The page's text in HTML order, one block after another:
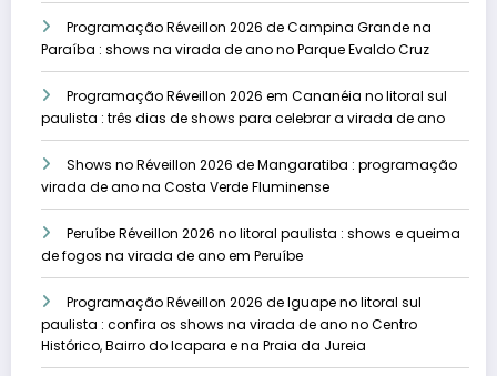
Programação Réveillon 2026 de Campina Grande na
Paraíba : shows na virada de ano no Parque Evaldo Cruz
Programação Réveillon 2026 em Cananéia no litoral sul
paulista : três dias de shows para celebrar a virada de ano
Shows no Réveillon 2026 de Mangaratiba : programação
virada de ano na Costa Verde Fluminense
Peruíbe Réveillon 2026 no litoral paulista : shows e queima
de fogos na virada de ano em Peruíbe
Programação Réveillon 2026 de Iguape no litoral sul
paulista : confira os shows na virada de ano no Centro
Histórico, Bairro do Icapara e na Praia da Jureia